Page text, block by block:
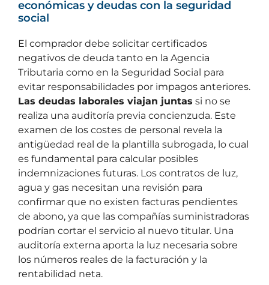
económicas y deudas con la seguridad
social
El comprador debe solicitar certificados
negativos de deuda tanto en la Agencia
Tributaria como en la Seguridad Social para
evitar responsabilidades por impagos anteriores.
Las deudas laborales viajan juntas si no se
realiza una auditoría previa concienzuda. Este
examen de los costes de personal revela la
antigüedad real de la plantilla subrogada, lo cual
es fundamental para calcular posibles
indemnizaciones futuras. Los contratos de luz,
agua y gas necesitan una revisión para
confirmar que no existen facturas pendientes
de abono, ya que las compañías suministradoras
podrían cortar el servicio al nuevo titular. Una
auditoría externa aporta la luz necesaria sobre
los números reales de la facturación y la
rentabilidad neta.